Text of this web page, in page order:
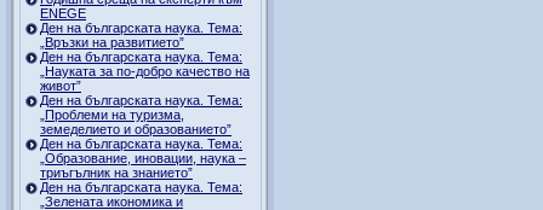
ENEGE
Ден на българската наука. Тема:
„Връзки на развитието”
Ден на българската наука. Тема:
„Науката за по-добро качество на
живот”
Ден на българската наука. Тема:
„Проблеми на туризма,
земеделието и образованието”
Ден на българската наука. Тема:
„Образование, иновации, наука –
триъгълник на знанието”
Ден на българската наука. Тема:
„Зелената икономика и